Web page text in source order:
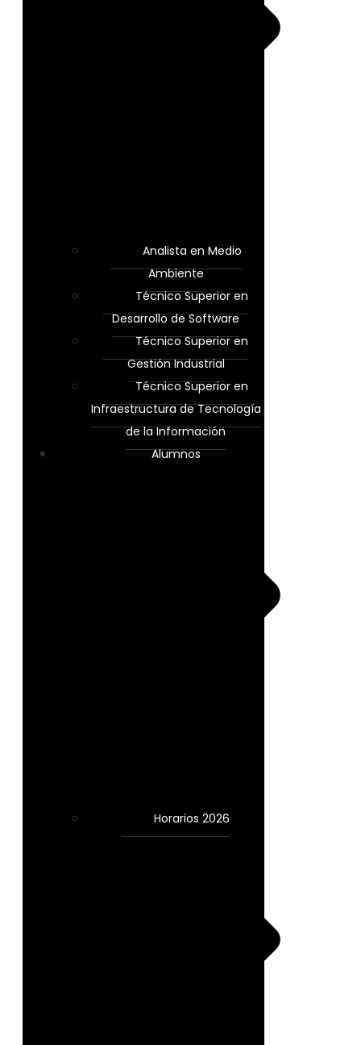
Analista en Medio
Ambiente
Técnico Superior en
Desarrollo de Software
Técnico Superior en
Gestión Industrial
Técnico Superior en
Infraestructura de Tecnología
de la Información
Alumnos
Horarios 2026